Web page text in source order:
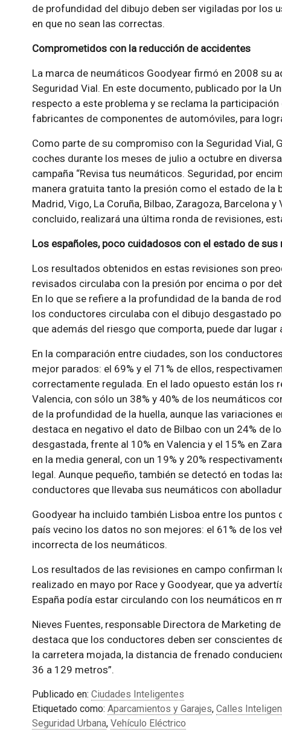
de profundidad del dibujo deben ser vigiladas por los
en que no sean las correctas.
Comprometidos con la reducción de accidentes
La marca de neumáticos Goodyear firmó en 2008 su
Seguridad Vial. En este documento, publicado por la
respecto a este problema y se reclama la
fabricantes de componentes de automóviles, para
Como parte de su compromiso con la Seguridad Vial,
coches durante los meses de julio a octubre en
campaña “Revisa tus neumáticos. Seguridad, por
manera gratuita tanto la presión como el estado de la
Madrid, Vigo, La Coruña, Bilbao, Zaragoza, Barcelona
concluido, realizará una última ronda de revisiones,
Los españoles, poco cuidadosos con el estado de sus
Los resultados obtenidos en estas revisiones son
revisados circulaba con la presión por encima o por
En lo que se refiere a la profundidad de la banda de
los conductores circulaba con el dibujo desgastado
que además del riesgo que comporta, puede dar lugar
En la comparación entre ciudades, son los
mejor parados: el 69% y el 71% de ellos,
correctamente regulada. En el lado opuesto están los
Valencia, con sólo un 38% y 40% de los neumáticos
de la profundidad de la huella, aunque las variaciones
destaca en negativo el dato de Bilbao con un 24% de
desgastada, frente al 10% en Valencia y el 15% en
en la media general, con un 19% y 20%
legal. Aunque pequeño, también se detectó en todas
conductores que llevaba sus neumáticos con
Goodyear ha incluido también Lisboa entre los puntos
país vecino los datos no son mejores: el 61% de los
incorrecta de los neumáticos.
Los resultados de las revisiones en campo confirman
realizado en mayo por Race y Goodyear, que ya
España podía estar circulando con los neumáticos en
Nieves Fuentes, responsable Directora de Marketing
destaca que los conductores deben ser conscientes
la carretera mojada, la distancia de frenado
36 a 129 metros”.
Publicado en: Ciudades Inteligentes
Etiquetado como: Aparcamientos y Garajes, Calles
Seguridad Urbana, Vehículo Eléctrico